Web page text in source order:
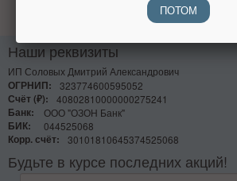
Наши реквизиты
ИП Соловых Дмитрий Александрович
ОГРНИП:
323774600595052
Счёт (₽):
40802810000000275241
Банк:
ООО "ОЗОН Банк"
БИК:
044525068
Корр. счёт:
30101810645374525068
Будьте в курсе последних акций!
ПОТОМ